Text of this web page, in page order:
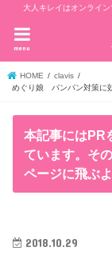
大人キレイはオンライ
menu
HOME
clavis
めぐり娘 パンパン対策に
本記事にはPR
ています。そ
ページに飛ぶ
2018.10.29